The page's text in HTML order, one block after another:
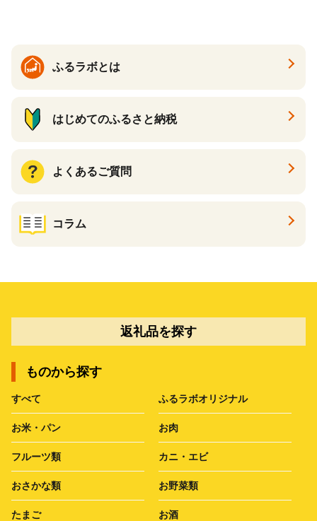
ギフト ふるさと納税 ）
ふるラボとは
はじめてのふるさと納税
よくあるご質問
コラム
返礼品を探す
ものから探す
すべて ふるラボオリジナル
お米・パン お肉
フルーツ類 カニ・エビ
おさかな類 お野菜類
たまご お酒